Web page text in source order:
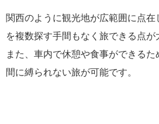
関西のように観光地が広範囲に点
を複数探す手間もなく旅できる点が
また、車内で休憩や食事ができる
間に縛られない旅が可能です。